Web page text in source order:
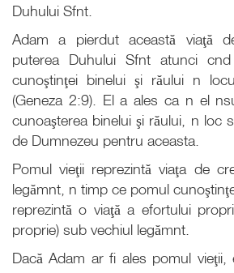
Duhului Sfnt.
Adam a pierdut această viaţă
puterea Duhului Sfnt atunci
cunoştinţei binelui şi răului n
(Geneza 2:9). El a ales ca n el
cunoaşterea binelui şi răului, n loc
de Dumnezeu pentru aceasta.
Pomul vieţii reprezintă viaţa de
legămnt, n timp ce pomul
reprezintă o viaţă a efortului
proprie) sub vechiul legămnt.
Dacă Adam ar fi ales pomul